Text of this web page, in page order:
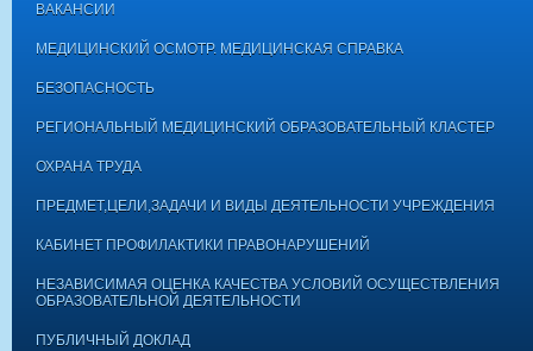
ВАКАНСИИ
МЕДИЦИНСКИЙ ОСМОТР. МЕДИЦИНСКАЯ СПРАВКА
БЕЗОПАСНОСТЬ
РЕГИОНАЛЬНЫЙ МЕДИЦИНСКИЙ ОБРАЗОВАТЕЛЬНЫЙ КЛАСТЕР
ОХРАНА ТРУДА
ПРЕДМЕТ,ЦЕЛИ,ЗАДАЧИ И ВИДЫ ДЕЯТЕЛЬНОСТИ УЧРЕЖДЕНИЯ
КАБИНЕТ ПРОФИЛАКТИКИ ПРАВОНАРУШЕНИЙ
НЕЗАВИСИМАЯ ОЦЕНКА КАЧЕСТВА УСЛОВИЙ ОСУЩЕСТВЛЕНИЯ
ОБРАЗОВАТЕЛЬНОЙ ДЕЯТЕЛЬНОСТИ
ПУБЛИЧНЫЙ ДОКЛАД